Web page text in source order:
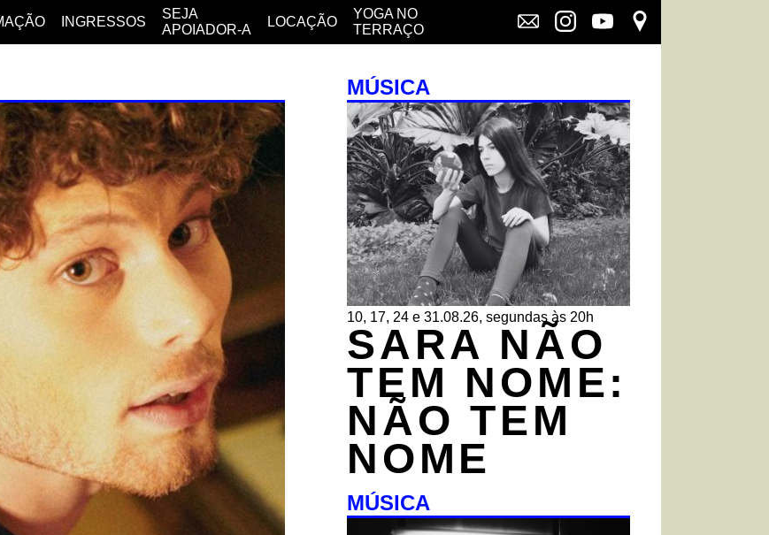
INGRESSOS
SEJA
APOIADOR-A
LOCAÇÃO
YOGA NO
TERRAÇO
MÚSICA
10, 17, 24 e 31.08.26, segundas às 20h
SARA NÃO
TEM NOME:
NÃO TEM
NOME
MÚSICA